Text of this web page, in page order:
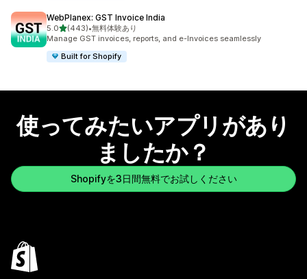
WebPlanex: GST Invoice India
5.05つ星中
(443)
合計レビュー数：443件
•無料体験あり
Manage GST invoices, reports, and e-Invoices seamlessly
Built for Shopify
使ってみたいアプリがあり
ましたか？
Shopifyを3日間無料でお試しください